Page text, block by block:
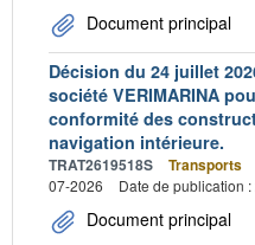
Document principal
Décision du 24 juillet
société VERIMARINA
conformité des
navigation intérieure.
TRAT2619518S Transports
07-2026
Date de publication
Document principal